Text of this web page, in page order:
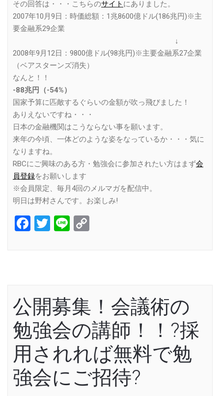
その回答は・・・こちらのサイト にありました。
2007年10月9日：時価総額：1兆8600億ドル(186兆円)※主
要金融系29企業
↓
2008年9月12日：9800億ドル(98兆円)※主要金融系27企業
（ベアスターンズ消失）
なんと！！
-88兆円（-54%）
国家予算に匹敵するぐらいの金額が吹っ飛びました！
ありえないですね・・・
日本の金融機関はこうならない事を願います。
来年の今頃、一体どのような姿をなっているか・・・気に
なりますね。
RBCにご興味のある方・勉強会に参加されたい方はまず会
員登録をお願いします
※会員限定、毎月4回のメルマガを配信中。
明日は野村さんです。お楽しみ!
Facebook
Twitter
Line
公開募集！会議術の
勉強会の講師！！?採
用されれば無料で勉
強会にご招待?